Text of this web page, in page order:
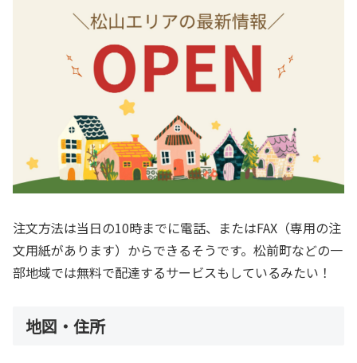
注文方法は当日の10時までに電話、またはFAX（専用の注
文用紙があります）からできるそうです。松前町などの一
部地域では無料で配達するサービスもしているみたい！
地図・住所